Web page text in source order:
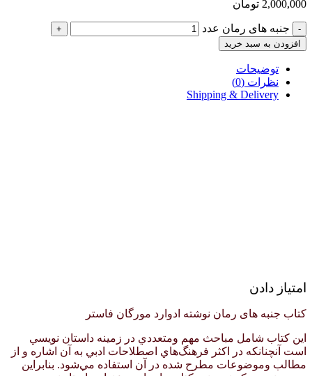
2,000,000 تومان
- جنبه های رمان عدد
+
افزودن به سبد خرید
توضیحات
نظرات (0)
Shipping & Delivery
امتیاز دادن
کتاب جنبه های رمان نوشته ادوارد مورگان فاستر
اين كتاب شامل مباحث مهم ومتعددي در زمينه داستان نويسي
است آنچنانكه در اكثر فرهنگ‌هاي اصطلاحات ادبي به آن اشاره و از
مطالب وموضوعات مطرح شده در آن استفاده مي‌شود. بنابراين